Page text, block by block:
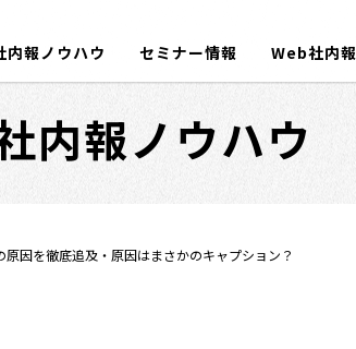
内報ノウハウ セミナー情報 Web社内報
内報ノウハウ
原因を徹底追及・原因はまさかのキャプション？